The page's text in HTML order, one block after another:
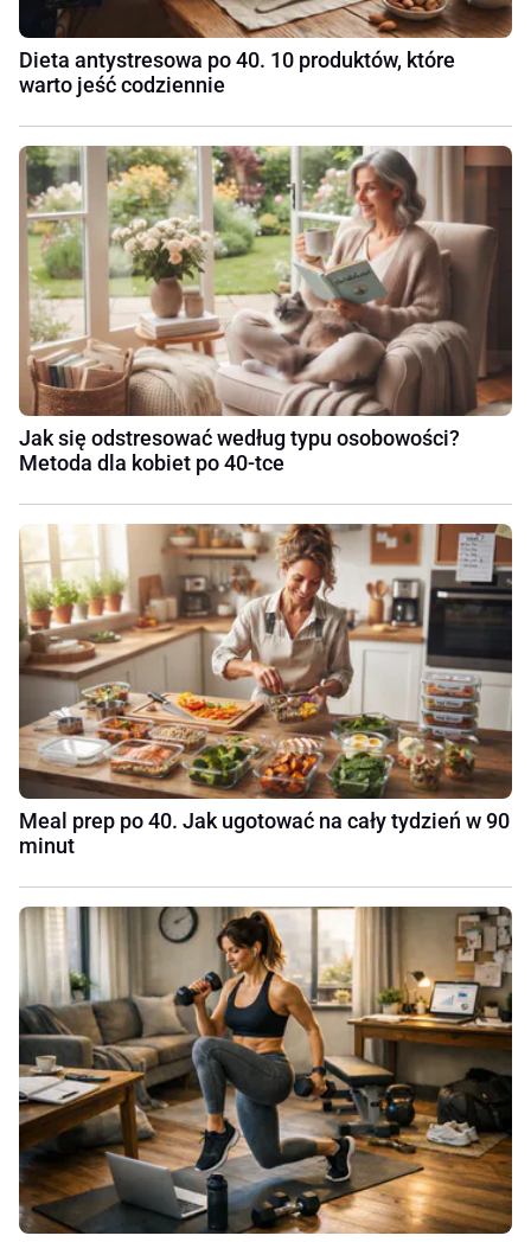
Dieta antystresowa po 40. 10 produktów, które
warto jeść codziennie
Jak się odstresować według typu osobowości?
Metoda dla kobiet po 40-tce
Meal prep po 40. Jak ugotować na cały tydzień w 90
minut